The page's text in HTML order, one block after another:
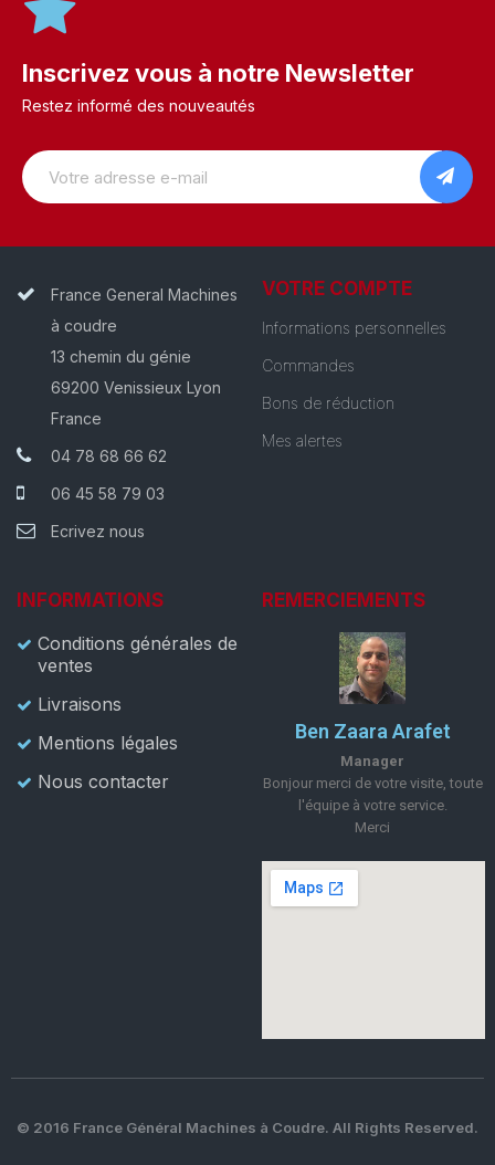
Inscrivez vous à notre Newsletter
Restez informé des nouveautés
France General Machines
à coudre
13 chemin du génie
69200 Venissieux Lyon
France
04 78 68 66 62
06 45 58 79 03
Ecrivez nous
VOTRE COMPTE
Informations personnelles
Commandes
Bons de réduction
Mes alertes
INFORMATIONS
Conditions générales de
ventes
Livraisons
Mentions légales
Nous contacter
REMERCIEMENTS
Ben Zaara Arafet
Manager
Bonjour merci de votre visite, toute
l'équipe à votre service.
Merci
© 2016 France Général Machines à Coudre. All Rights Reserved.